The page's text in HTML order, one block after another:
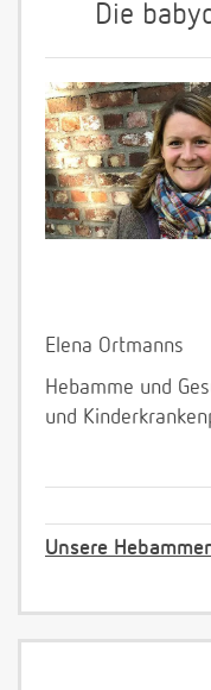
Die
Elena Ortmanns
Hebamme und
und
Unsere